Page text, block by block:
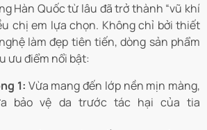
Hàn Quốc từ lâu đã trở thành “vũ khí
chị em lựa chọn. Không chỉ bởi thiết
làm đẹp tiên tiến, dòng sản phẩm
ưu điểm nổi bật:
1: Vừa mang đến lớp nền mịn màng,
bảo vệ da trước tác hại của tia